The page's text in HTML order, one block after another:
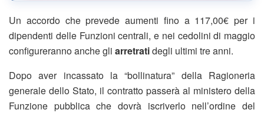
Un accordo che prevede aumenti fino a 117,00€ per i
dipendenti delle Funzioni centrali, e nei cedolini di maggio
configureranno anche gli arretratidegli ultimi tre anni.
Dopo aver incassato la “bollinatura” della Ragioneria
generale dello Stato, il contratto passerà al ministero della
Funzione pubblica che dovrà iscriverlo nell’ordine del